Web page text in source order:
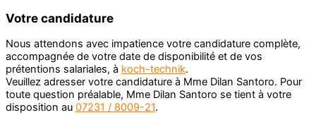
Votre candidature
Nous attendons avec impatience votre candidature complète,
accompagnée de votre date de disponibilité et de vos
prétentions salariales, à koch-technik.
Veuillez adresser votre candidature à Mme Dilan Santoro. Pour
toute question préalable, Mme Dilan Santoro se tient à votre
disposition au 07231 / 8009-21.